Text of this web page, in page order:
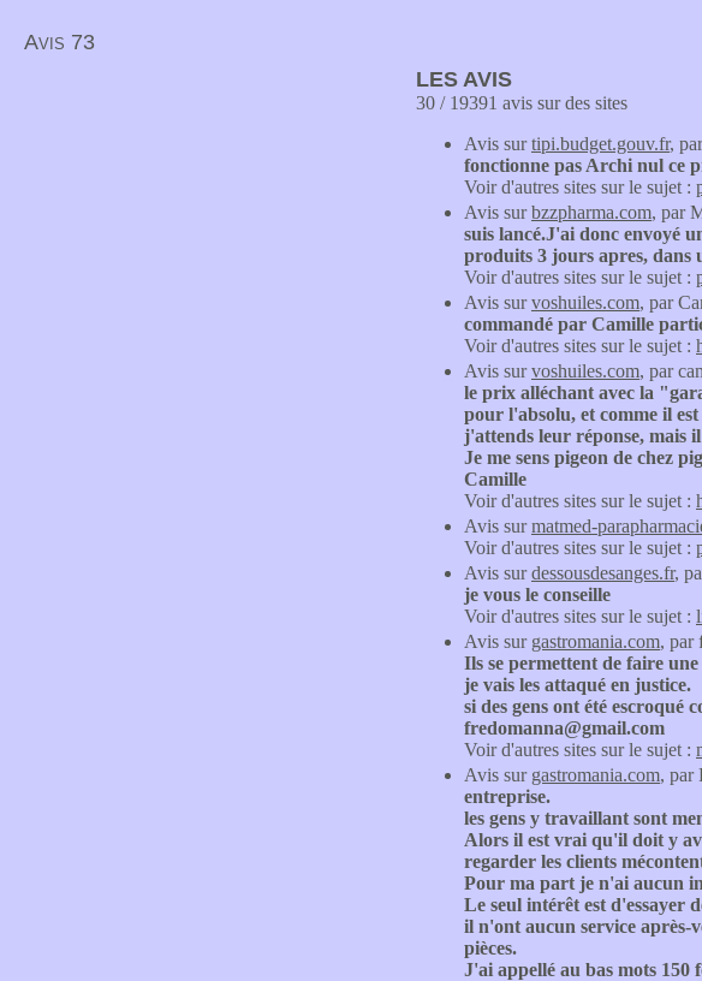
Avis 73
LES AVIS
30 / 19391 avis sur des sites
Avis surtipi.budget.gouv.fr,
fonctionne pas Archi nul ce
Voir d'autres sites sur le sujet :
Avis surbzzpharma.com, par
suis lancé.J'ai donc envoyé
produits 3 jours apres, dans
Voir d'autres sites sur le sujet :
Avis survoshuiles.com, par
commandé par Camille
Voir d'autres sites sur le sujet :
Avis survoshuiles.com, par
le prix alléchant avec la
pour l'absolu, et comme il
j'attends leur réponse, mais
Je me sens pigeon de chez
Camille
Voir d'autres sites sur le sujet :
Avis surmatmed-
Voir d'autres sites sur le sujet :
Avis surdessousdesanges.fr,
je vous le conseille
Voir d'autres sites sur le sujet :
Avis sur gastromania.com, par
Ils se permettent de faire
je vais les attaqué en justice.
si des gens ont été escroqué
fredomanna@gmail.com
Voir d'autres sites sur le sujet :
Avis sur gastromania.com, par
entreprise.
les gens y travaillant sont
Alors il est vrai qu'il doit y
regarder les clients
Pour ma part je n'ai aucun
Le seul intérêt est d'essayer
il n'ont aucun service après-
pièces.
J'ai appellé au bas mots 150